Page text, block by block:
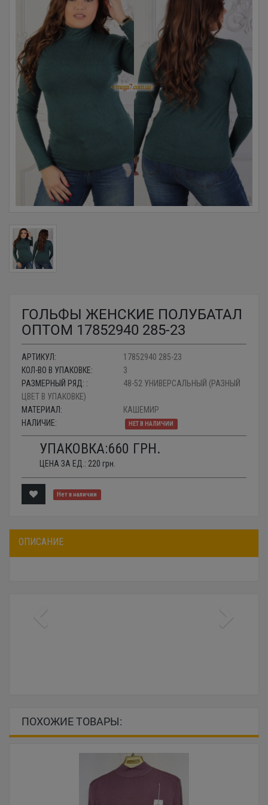
ГОЛЬФЫ ЖЕНСКИЕ ПОЛУБАТАЛ
ОПТОМ 17852940 285-23
АРТИКУЛ:
17852940 285-23
КОЛ-ВО В УПАКОВКЕ:
3
РАЗМЕРНЫЙ РЯД: :
48-52 УНИВЕРСАЛЬНЫЙ (РАЗНЫЙ
ЦВЕТ В УПАКОВКЕ)
МАТЕРИАЛ:
КАШЕМИР
НАЛИЧИЕ:
НЕТ В НАЛИЧИИ
УПАКОВКА:660 ГРН.
ЦЕНА ЗА ЕД.: 220 грн.
Нет в наличии
ОПИСАНИЕ
ПОХОЖИЕ ТОВАРЫ: